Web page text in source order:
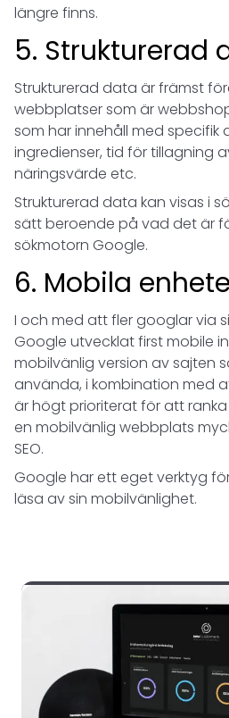
längre finns.
5. Strukturerad
Strukturerad data är främst
webbplatser som är
som har innehåll med specifik
ingredienser, tid för tillagning
näringsvärde etc.
Strukturerad data kan visas i
sätt beroende på vad det är
sökmotorn Google.
6. Mobila
I och med att fler googlar via
Google utvecklat first mobile
mobilvänlig version av sajten
använda, i kombination med
är högt prioriterat för att
en mobilvänlig webbplats
SEO.
Google har ett eget verktyg
läsa av sin mobilvänlighet.